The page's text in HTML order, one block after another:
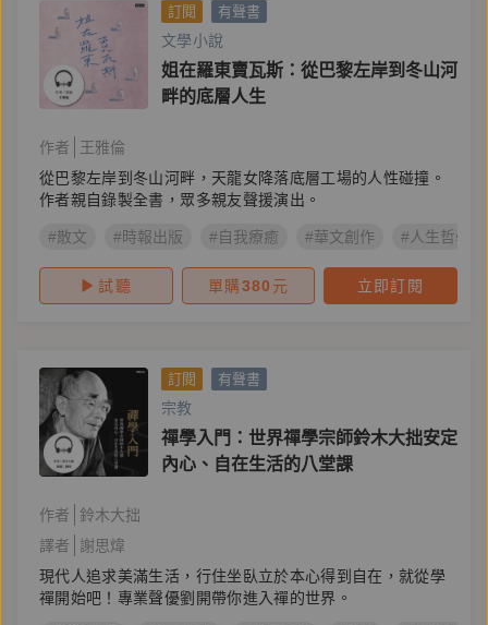
訂閱 有聲書
文學小說
姐在羅東賣瓦斯：從巴黎左岸到冬山河
畔的底層人生
作者
王雅倫
從巴黎左岸到冬山河畔，天龍女降落底層工場的人性碰撞。
作者親自錄製全書，眾多親友聲援演出。
#散文 #時報出版 #自我療癒 #華文創作 #人生哲學
試聽 單購380 元 立即訂閱
訂閱 有聲書
宗教
禪學入門：世界禪學宗師鈴木大拙安定
內心、自在生活的八堂課
作者
鈴木大拙
譯者
謝思煒
現代人追求美滿生活，行住坐臥立於本心得到自在，就從學
禪開始吧！專業聲優劉開帶你進入禪的世界。